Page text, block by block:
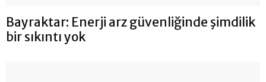
Bayraktar: Enerji arz güvenliğinde şimdilik
bir sıkıntı yok